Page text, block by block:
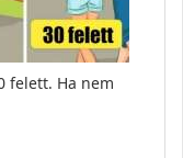
felett. Ha nem